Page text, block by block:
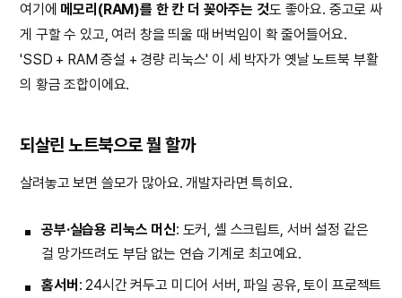
여기에 메모리(RAM)를 한 칸 더 꽂아주는 것도 좋아요. 중고로 싸
게 구할 수 있고, 여러 창을 띄울 때 버벅임이 확 줄어들어요.
'SSD + RAM 증설 + 경량 리눅스' 이 세 박자가 옛날 노트북 부활
의 황금 조합이에요.
되살린 노트북으로 뭘 할까
살려놓고 보면 쓸모가 많아요. 개발자라면 특히요.
공부·실습용 리눅스 머신: 도커, 셸 스크립트, 서버 설정 같은
걸 망가뜨려도 부담 없는 연습 기계로 최고예요.
홈서버 : 24시간 켜두고 미디어 서버, 파일 공유, 토이 프로젝트